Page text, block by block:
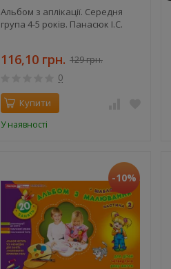
Альбом з аплікації. Середня
група 4-5 років. Панасюк І.С.
116,10 грн. 129 грн.
0
Купити
У наявності
-10%